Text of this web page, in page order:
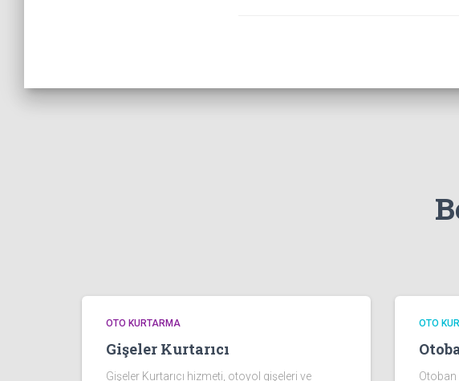
OTO KURTARMA
Gişeler Kurtarıcı
Gişeler Kurtarıcı hizmeti, otoyol gişeleri ve
OTO
Otoban